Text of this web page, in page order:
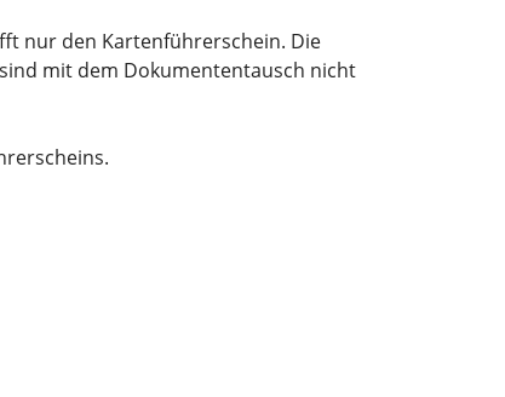
nur den Kartenführerschein. Die
mit dem Dokumententausch nicht